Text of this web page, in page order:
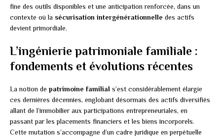
fine des outils disponibles et une anticipation renforcée, dans un
contexte où la sécurisation intergénérationnelle des actifs
devient primordiale.
L’ingénierie patrimoniale familiale :
fondements et évolutions récentes
La notion de patrimoine familial s’est considérablement élargie
ces dernières décennies, englobant désormais des actifs diversifiés
allant de l’immobilier aux participations entrepreneuriales, en
passant par les placements financiers et les biens incorporels.
Cette mutation s’accompagne d’un cadre juridique en perpétuelle